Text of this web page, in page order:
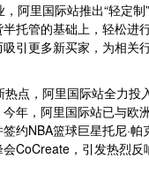
阿里国际站推出“轻定
托管的基础上，轻松进
引更多新买家，为相关
点，阿里国际站全力投
年，阿里国际站已与欧
约NBA篮球巨星托尼·
CoCreate，引发热烈反